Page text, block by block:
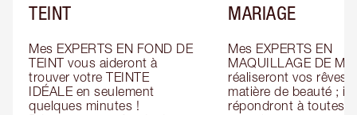
TEINT
Mes EXPERTS EN FOND DE
TEINT vous aideront à
trouver votre TEINTE
IDÉALE en seulement
quelques minutes !
MARIAGE
Mes EXPERTS EN
MAQUILLAGE DE
réaliseront vos rêves
matière de beauté ; ils
répondront à toutes